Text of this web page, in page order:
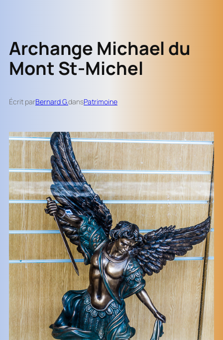
Archange Michael du
Mont St-Michel
Écrit parBernard G.dansPatrimoine